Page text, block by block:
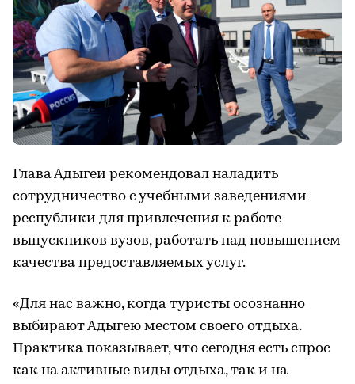
Глава Адыгеи рекомендовал наладить
сотрудничество с учебными заведениями
республики для привлечения к работе
выпускников вузов, работать над повышением
качества предоставляемых услуг.
«Для нас важно, когда туристы осознанно
выбирают Адыгею местом своего отдыха.
Практика показывает, что сегодня есть спрос
как на активные виды отдыха, так и на